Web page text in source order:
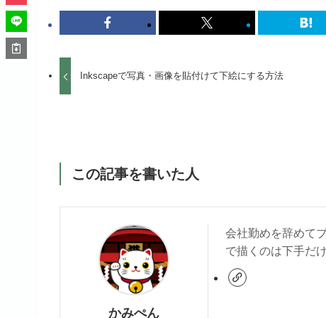
Inkscapeで写真・画像を貼付けて下絵にする方法
この記事を書いた人
かみぺん
会社勤めを辞めて
で描くのは下手だ